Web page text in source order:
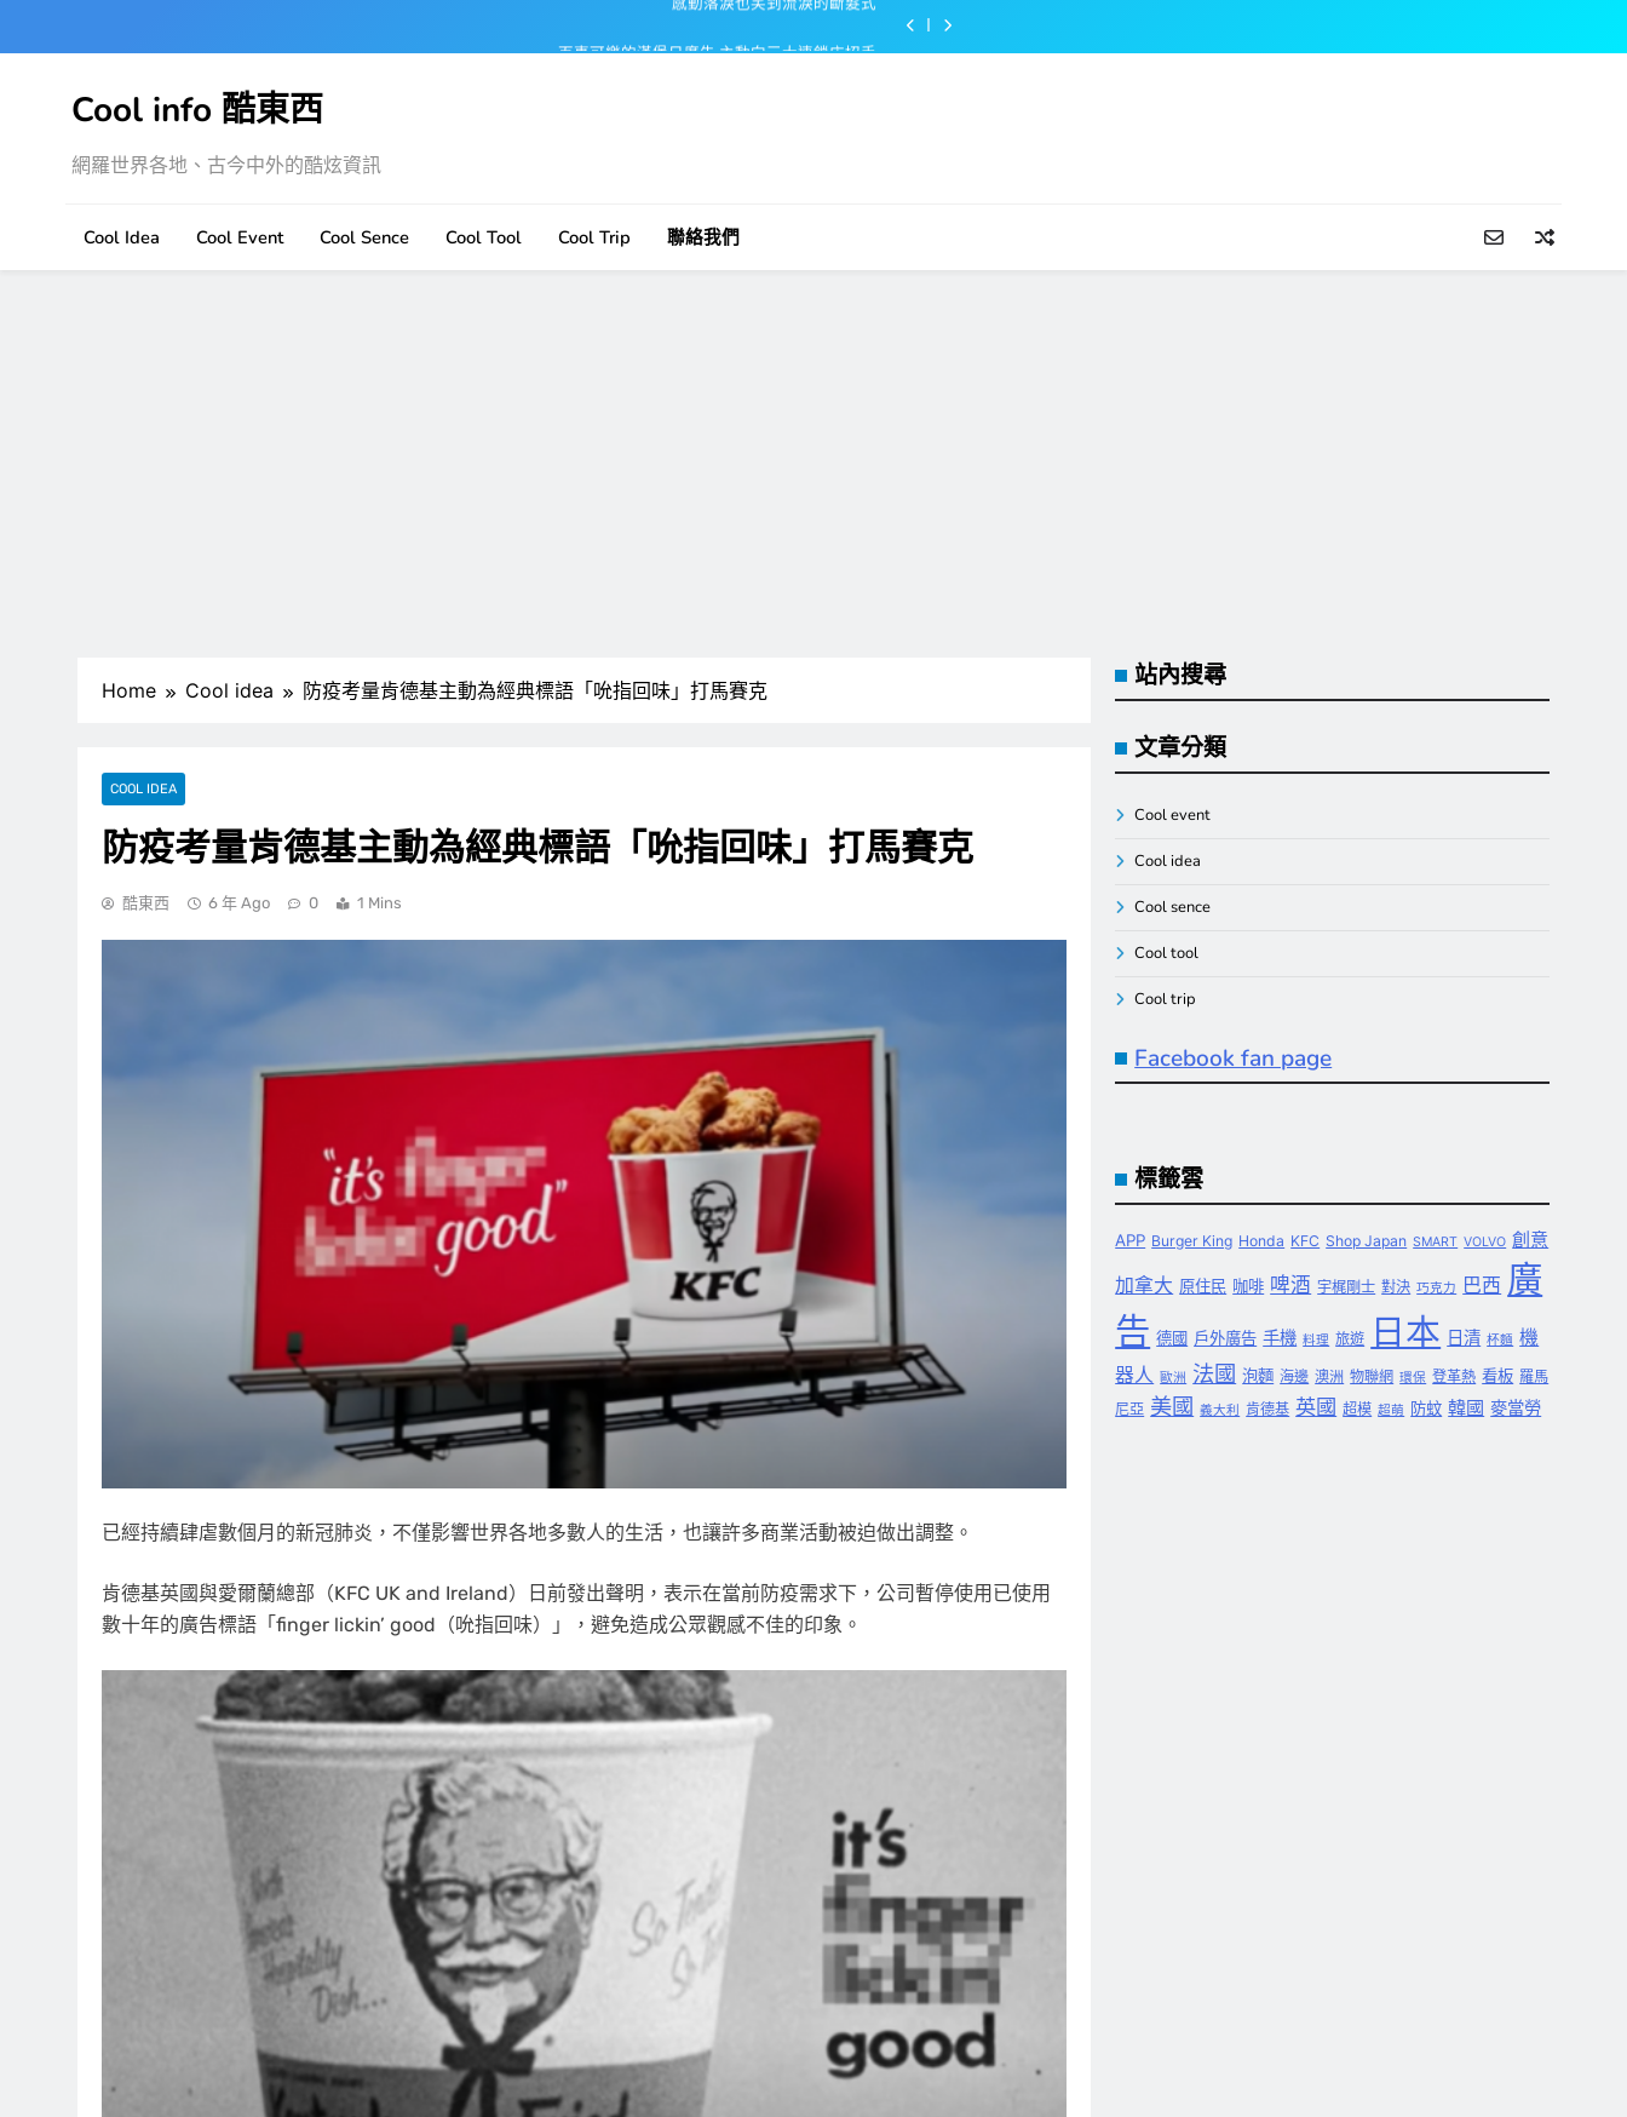
百事可樂的漢堡日廣告 主動向三大連鎖店招手
Cool info 酷東西
網羅世界各地、古今中外的酷炫資訊
Cool Idea Cool Event Cool Sence Cool Tool Cool Trip 聯絡我們
Home Cool idea 防疫考量肯德基主動為經典標語「吮指回味」打馬賽克
COOL IDEA
防疫考量肯德基主動為經典標語「吮指回味」打馬賽克
酷東西 6 年 Ago 0 1 Mins
已經持續肆虐數個月的新冠肺炎，不僅影響世界各地多數人的生活，也讓許多商業活動被迫做出調整。
肯德基英國與愛爾蘭總部（KFC UK and Ireland）日前發出聲明，表示在當前防疫需求下，公司暫停使用已使用
數十年的廣告標語「finger lickin’ good（吮指回味）」，避免造成公眾觀感不佳的印象。
站內搜尋
文章分類
Cool event
Cool idea
Cool sence
Cool tool
Cool trip
Facebook fan page
標籤雲
APP Burger King Honda KFC Shop Japan SMART VOLVO 創意
加拿大 原住民 咖啡 啤酒 宇梶剛士 對決 巧克力 巴西 廣
告 德國 戶外廣告 手機 料理 旅遊 日本 日清 杯麵 機
器人 歐洲 法國 泡麵 海邊 澳洲 物聯網 環保 登革熱 看板 羅馬
尼亞 美國 義大利 肯德基 英國 超模 超萌 防蚊 韓國 麥當勞